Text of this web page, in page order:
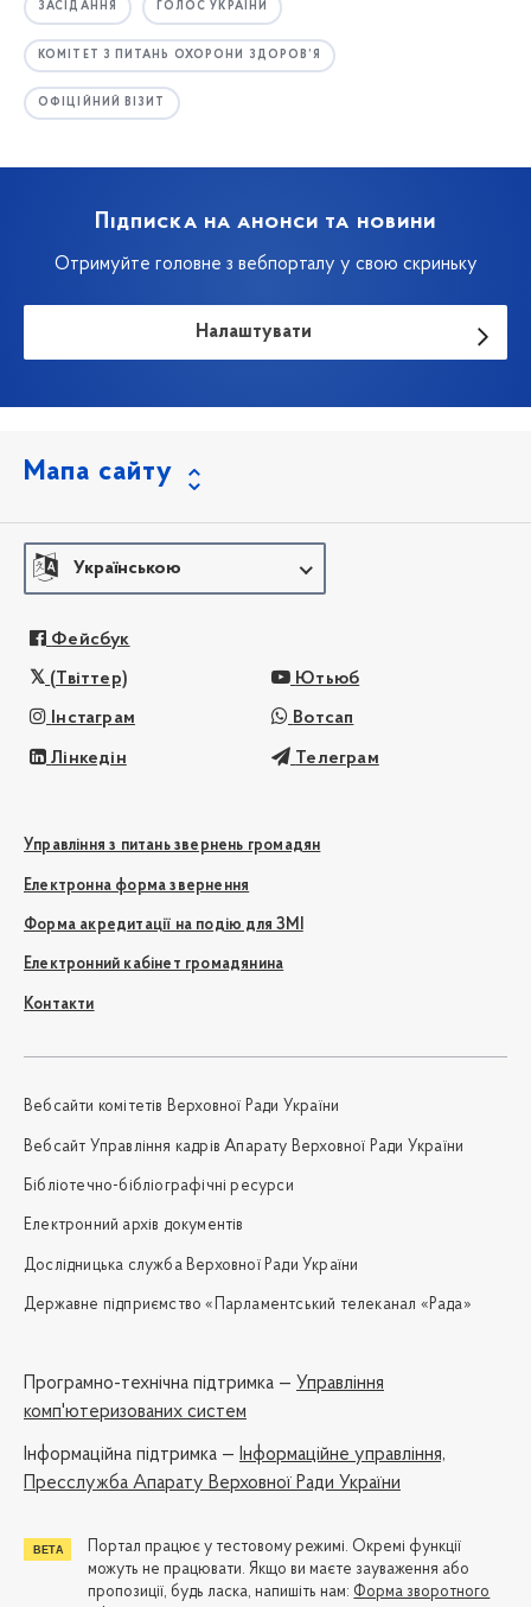
ЗАСІДАННЯ ГОЛОС УКРАЇНИ
КОМІТЕТ З ПИТАНЬ ОХОРОНИ ЗДОРОВ’Я
ОФІЦІЙНИЙ ВІЗИТ
Підписка на анонси та новини
Отримуйте головне з вебпорталу у свою скриньку
Налаштувати
Мапа сайту
Українською
Фейсбук
(Твіттер) Ютьюб
Інстаграм Вотсап
Лінкедін Телеграм
Управління з питань звернень громадян
Електронна форма звернення
Форма акредитації на подію для ЗМІ
Електронний кабінет громадянина
Контакти
Вебсайти комітетів Верховної Ради України
Вебсайт Управління кадрів Апарату Верховної Ради України
Бібліотечно-бібліографічні ресурси
Електронний архів документів
Дослідницька служба Верховної Ради України
Державне підприємство «Парламентський телеканал «Рада»
Програмно-технічна підтримка — Управління
комп'ютеризованих систем
Iнформаційна підтримка — Інформаційне управління,
Пресслужба Апарату Верховної Ради України
Портал працює у тестовому режимі. Окремі функції
можуть не працювати. Якщо ви маєте зауваження або
пропозиції, будь ласка, напишіть нам: Форма зворотного